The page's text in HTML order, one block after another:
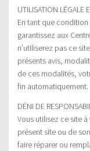
UTILISATION LÉGALE
En tant que
garantissez aux
n’utiliserez pas ce
présents avis,
de ces modalités,
fin automatiquement.
DÉNI DE
Vous utilisez ce site
présent site ou de
faire réparer ou